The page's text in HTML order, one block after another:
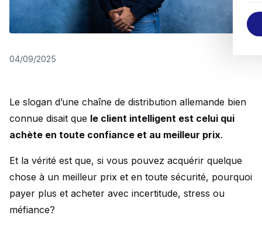
04/09/2025
Le slogan d’une chaîne de distribution allemande bien
connue disait que le client intelligent est celui qui
achète en toute confiance et au meilleur prix.
Et la vérité est que, si vous pouvez acquérir quelque
chose à un meilleur prix et en toute sécurité, pourquoi
payer plus et acheter avec incertitude, stress ou
méfiance?